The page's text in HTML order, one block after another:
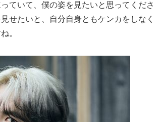
ていて、僕の姿を見たいと思ってくださ
せたいと、自分自身ともケンカをしなく
。